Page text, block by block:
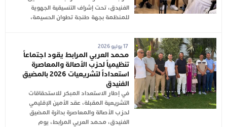
الفنيدق، تحت إشراف التنسيقية الجهوية
للمنظمة بجهة طنجة تطوان الحسيمة،
17 يوليو 2026
محمد العربي المرابط يقود اجتماعاً
تنظيمياً لحزب الأصالة والمعاصرة
استعداداً لتشريعيات 2026 بالمضيق
الفنيدق
في إطار الاستعداد المبكر للاستحقاقات
التشريعية المقبلة، عقد الأمين الإقليمي
لحزب الأصالة والمعاصرة بدائرة المضيق
الفنيدق، محمد العربي المرابط، يوم